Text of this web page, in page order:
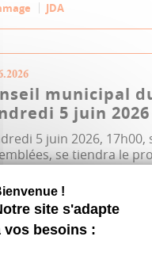
JDA
municipal
5 juin 2026
5 juin 2026, 17h00,
se tiendra le
municipal d'Amiens.